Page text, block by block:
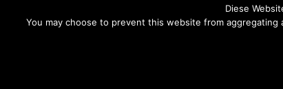
08.00 - 12.00
Diese
You may choose to prevent this website from